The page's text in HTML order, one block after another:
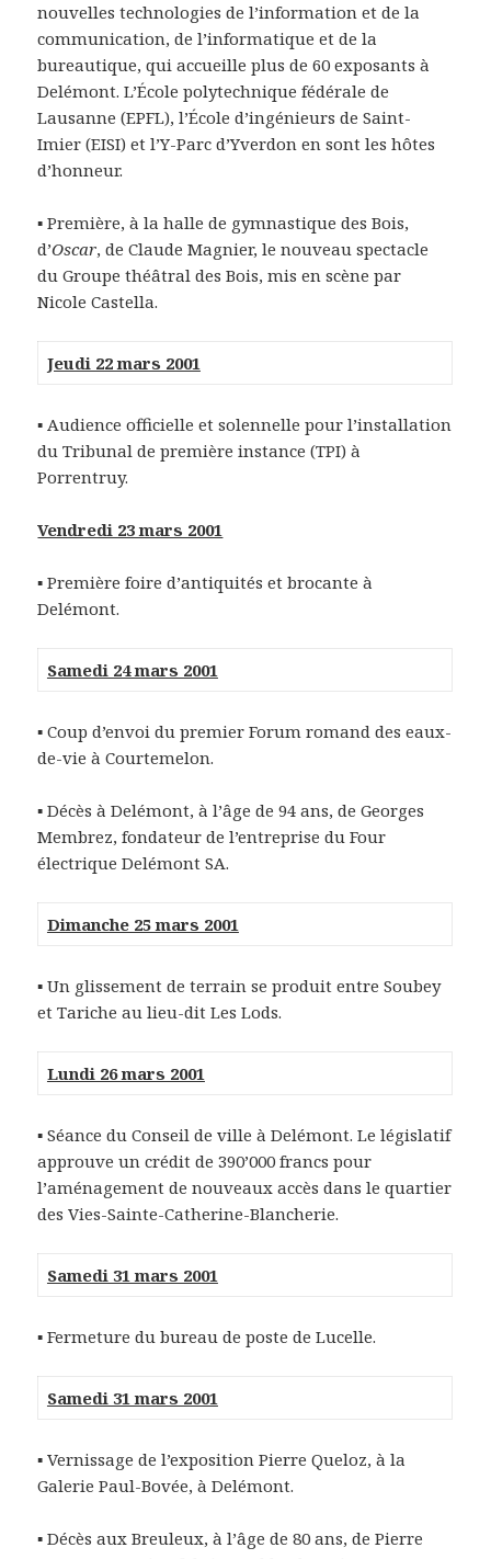
nouvelles technologies de l’information et de la
communication, de l’informatique et de la
bureautique, qui accueille plus de 60 exposants à
Delémont. L’École polytechnique fédérale de
Lausanne (EPFL), l’École d’ingénieurs de Saint-
Imier (EISI) et l’Y-Parc d’Yverdon en sont les hôtes
d’honneur.
▪ Première, à la halle de gymnastique des Bois,
d’Oscar, de Claude Magnier, le nouveau spectacle
du Groupe théâtral des Bois, mis en scène par
Nicole Castella.
Jeudi 22 mars 2001
▪ Audience officielle et solennelle pour l’installation
du Tribunal de première instance (TPI) à
Porrentruy.
Vendredi 23 mars 2001
▪ Première foire d’antiquités et brocante à
Delémont.
Samedi 24 mars 2001
▪ Coup d’envoi du premier Forum romand des eaux-
de-vie à Courtemelon.
▪ Décès à Delémont, à l’âge de 94 ans, de Georges
Membrez, fondateur de l’entreprise du Four
électrique Delémont SA.
Dimanche 25 mars 2001
▪ Un glissement de terrain se produit entre Soubey
et Tariche au lieu-dit Les Lods.
Lundi 26 mars 2001
▪ Séance du Conseil de ville à Delémont. Le législatif
approuve un crédit de 390’000 francs pour
l’aménagement de nouveaux accès dans le quartier
des Vies-Sainte-Catherine-Blancherie.
Samedi 31 mars 2001
▪ Fermeture du bureau de poste de Lucelle.
Samedi 31 mars 2001
▪ Vernissage de l’exposition Pierre Queloz, à la
Galerie Paul-Bovée, à Delémont.
▪ Décès aux Breuleux, à l’âge de 80 ans, de Pierre